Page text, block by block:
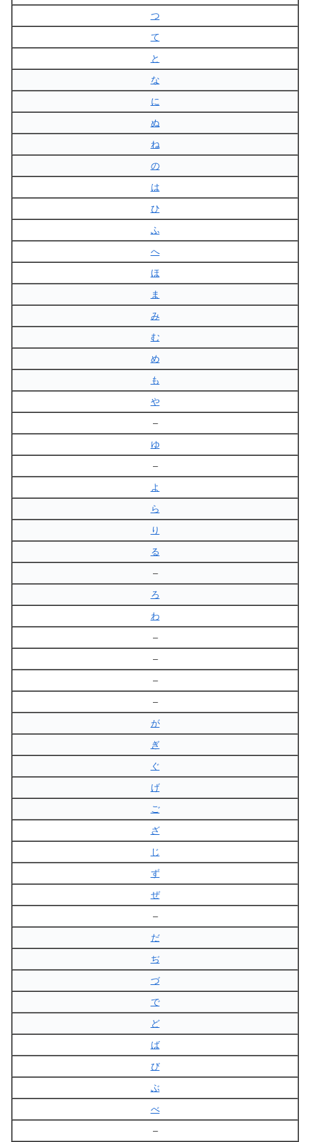
つ
て
と
な
に
ぬ
ね
の
は
ひ
ふ
へ
ほ
ま
み
む
め
も
や
–
ゆ
–
よ
ら
り
る
–
ろ
わ
–
–
–
–
が
ぎ
ぐ
げ
ご
ざ
じ
ず
ぜ
–
だ
ぢ
づ
で
ど
ば
び
ぶ
べ
–